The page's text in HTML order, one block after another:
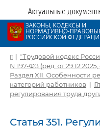
Актуальные
ЗАКОНЫ, КОДЕКСЫ И
НОРМАТИВНО-
РОССИЙСКОЙ
| "Трудовой кодекс
N 197-ФЗ (ред. от
Раздел XII. Особенности
категорий работников |
регулирования труда
Статья 351.